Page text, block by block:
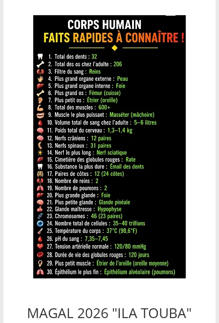
MAGAL 2026 "ILA TOUBA"